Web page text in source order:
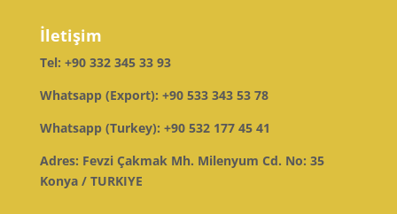
İletişim
Tel: +90 332 345 33 93
Whatsapp (Export): +90 533 343 53 78
Whatsapp (Turkey): +90 532 177 45 41
Adres: Fevzi Çakmak Mh. Milenyum Cd. No: 35
Konya / TURKIYE